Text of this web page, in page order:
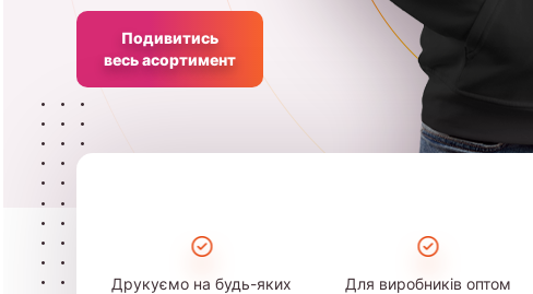
Подивитись
весь асортимент
Друкуємо на будь-яких
Для виробників оптом